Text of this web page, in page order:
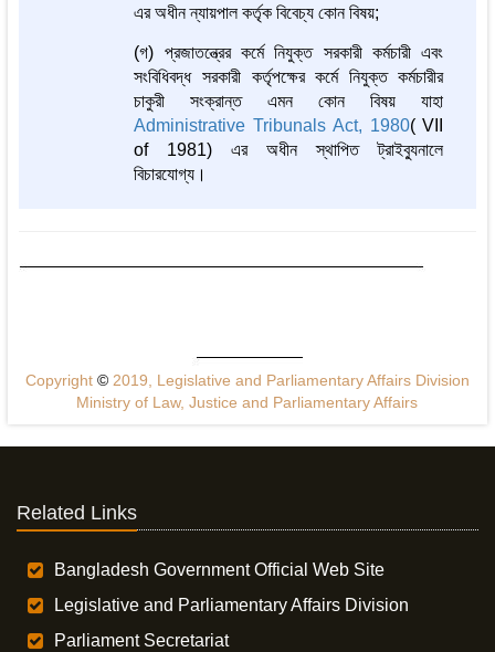
এর অধীন ন্যায়পাল কর্তৃক বিবেচ্য কোন বিষয়;
(গ) প্রজাতন্ত্রের কর্মে নিযুক্ত সরকারী কর্মচারী এবং
সংবিধিবদ্ধ সরকারী কর্তৃপক্ষের কর্মে নিযুক্ত কর্মচারীর
চাকুরী সংক্রান্ত এমন কোন বিষয় যাহা
Administrative Tribunals Act, 1980( VII
of 1981) এর অধীন স্থাপিত ট্রাইব্যুনালে
বিচারযোগ্য।
Copyright ©2019, Legislative and Parliamentary Affairs Division
Ministry of Law, Justice and Parliamentary Affairs
Related Links
Bangladesh Government Official Web Site
Legislative and Parliamentary Affairs Division
Parliament Secretariat